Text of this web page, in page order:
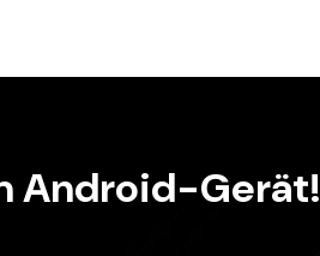
Android-Gerät!